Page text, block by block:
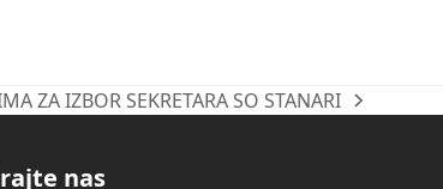
ZA IZBOR SEKRETARA SO STANARI
nas